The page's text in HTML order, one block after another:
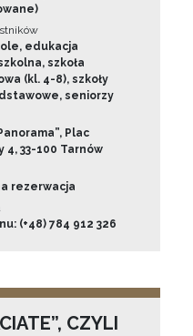
edukacja
szkoła
(kl. 4-8), szkoły
seniorzy
Plac
4, 33-100 Tarnów
rezerwacja
(+48) 784 912 326
CZYLI